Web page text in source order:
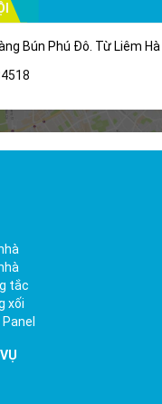
Bún Phú Đô. Từ Liêm Hà
tắc
xối